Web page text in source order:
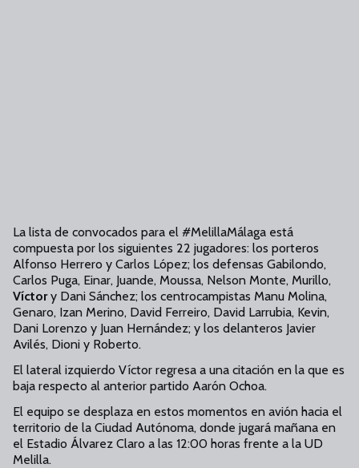
La lista de convocados para el #MelillaMálaga está
compuesta por los siguientes 22 jugadores: los porteros
Alfonso Herrero y Carlos López; los defensas Gabilondo,
Carlos Puga, Einar, Juande, Moussa, Nelson Monte, Murillo,
Víctory Dani Sánchez; los centrocampistas Manu Molina,
Genaro, Izan Merino, David Ferreiro, David Larrubia, Kevin,
Dani Lorenzo y Juan Hernández; y los delanteros Javier
Avilés, Dioni y Roberto.
El lateral izquierdo Víctor regresa a una citación en la que es
baja respecto al anterior partido Aarón Ochoa.
El equipo se desplaza en estos momentos en avión hacia el
territorio de la Ciudad Autónoma, donde jugará mañana en
el Estadio Álvarez Claro a las 12:00 horas frente a la UD
Melilla.